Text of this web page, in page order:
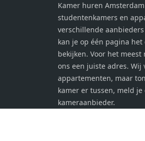
Zaandam, bevindt de
op een perfecte
openbaar vervoer en
naar Amsterdam zijn
binnen handbereik.
geniet je hier van de
combinatie van
voorzieningen en de
van een serene
Kamer huren
studentenkamers en
verschillende
kan je op één pagina
bekijken. Voor het
ons een juiste adres.
appartementen, maar
kamer er tussen, meld
kameraanbieder.